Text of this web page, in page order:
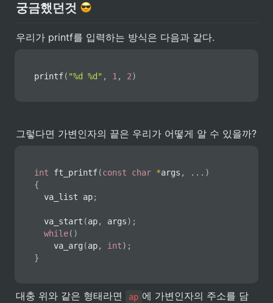
궁금했던것
우리가 printf를 입력하는 방식은 다음과 같다.
printf( "%d %d" , 1, 2)
그렇다면 가변인자의 끝은 우리가 어떻게 알 수 있을까?
int ft_printf(const char *args , . . . )
{
	va_list ap
;
va_start (ap, args) ;
while( )
va_arg (ap, int) ;
}
대충 위와 같은 형태라면 ap 에 가변인자의 주소를 담